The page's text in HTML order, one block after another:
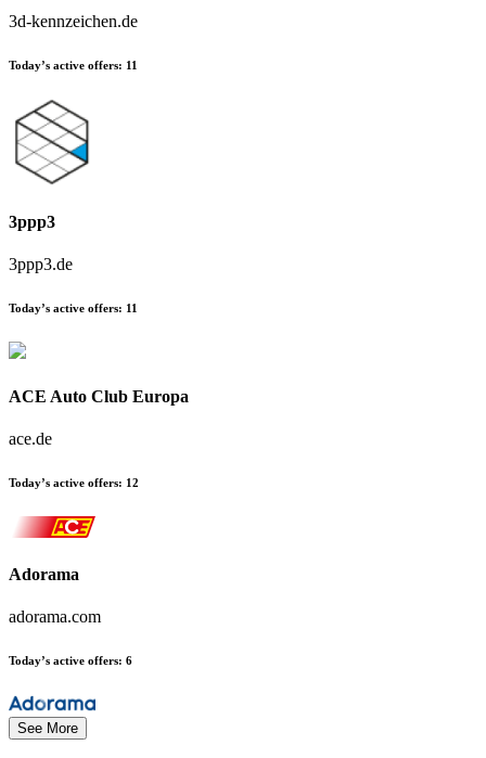
3d-kennzeichen.de
Today’s active offers: 11
3ppp3
3ppp3.de
Today’s active offers: 11
ACE Auto Club Europa
ace.de
Today’s active offers: 12
Adorama
adorama.com
Today’s active offers: 6
See More